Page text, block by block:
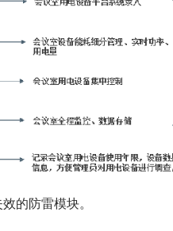
的防雷模块。